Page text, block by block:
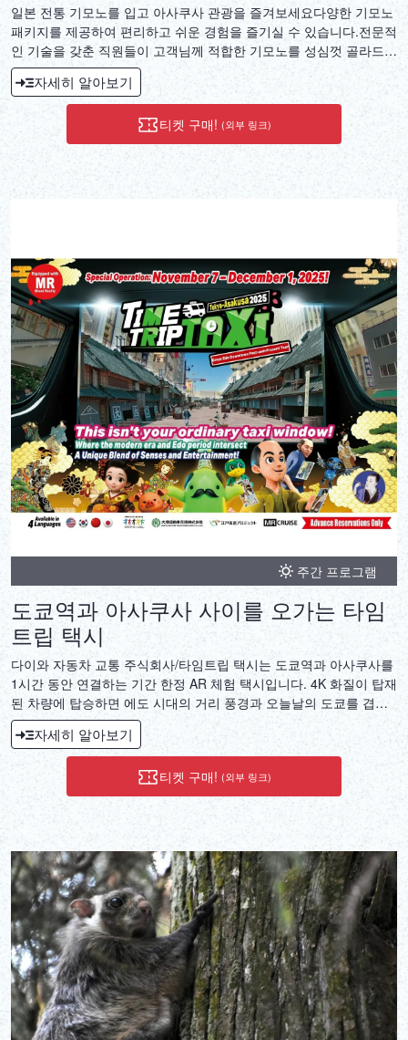
일본 전통 기모노를 입고 아사쿠사 관광을 즐겨보세요다양한 기모노
패키지를 제공하여 편리하고 쉬운 경험을 즐기실 수 있습니다.전문적
인 기술을 갖춘 직원들이 고객님께 적합한 기모노를 성심껏 골라드립
니다.
자세히 알아보기
티켓 구매! (외부 링크)
주간 프로그램
도쿄역과 아사쿠사 사이를 오가는 타임
트립 택시
다이와 자동차 교통 주식회사/타임트립 택시는 도쿄역과 아사쿠사를
1시간 동안 연결하는 기간 한정 AR 체험 택시입니다. 4K 화질이 탑재
된 차량에 탑승하면 에도 시대의 거리 풍경과 오늘날의 도쿄를 겹쳐
볼 수 있습니다.
자세히 알아보기
티켓 구매! (외부 링크)